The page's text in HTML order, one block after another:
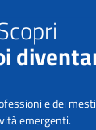
e dei
emergenti.